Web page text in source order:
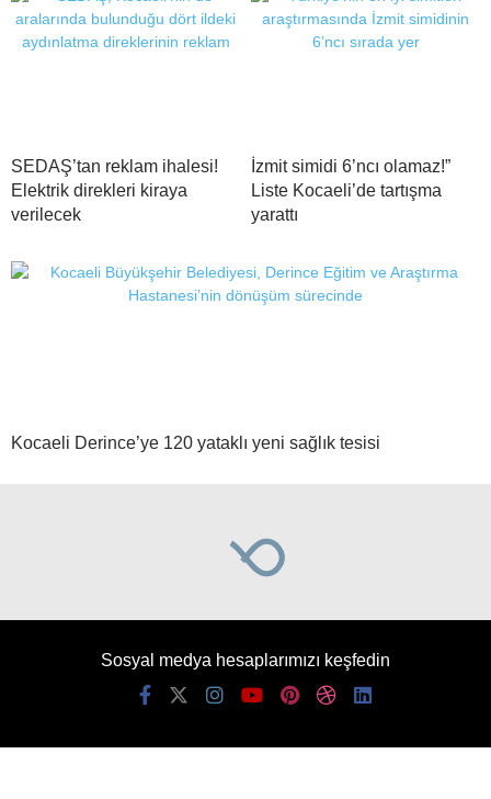
SEDAŞ’tan reklam ihalesi!
Elektrik direkleri kiraya
verilecek
İzmit simidi 6’ncı olamaz!”
Liste Kocaeli’de tartışma
yarattı
Kocaeli Derince’ye 120 yataklı yeni sağlık tesisi
Sosyal medya hesaplarımızı keşfedin